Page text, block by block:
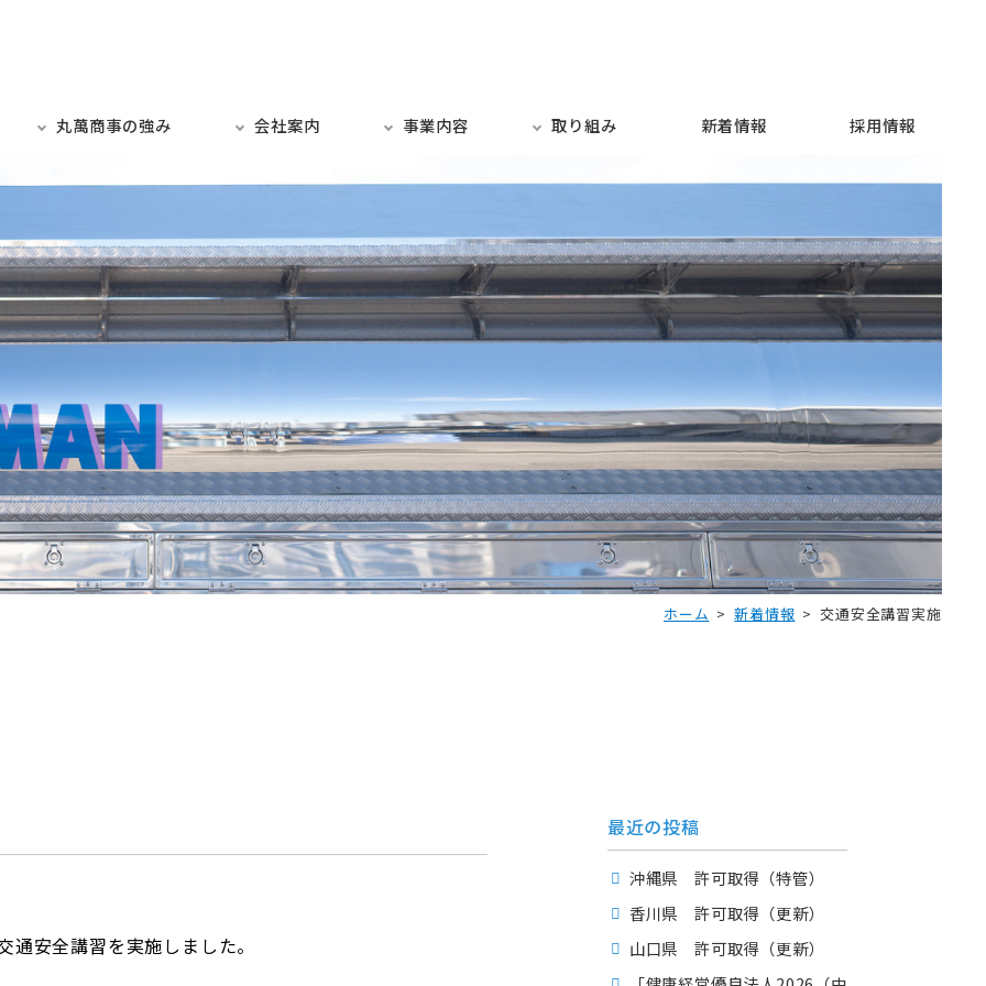
丸萬商事の強み 会社案内 事業内容 取り組み 新着情報 採用情報
ホーム 新着情報 交通安全講習実施
安全講習を実施しました。
最近の投稿
沖縄県 許可取得（特管）
香川県 許可取得（更新）
山口県 許可取得（更新）